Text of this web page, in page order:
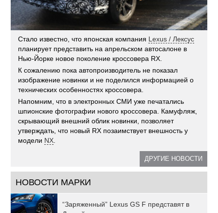
Стало известно, что японская компания Lexus / Лексус
планирует представить на апрельском автосалоне в
Нью-Йорке новое поколение кроссовера RX.
К сожалению пока автопроизводитель не показал
изображение новинки и не поделился информацией о
технических особенностях кроссовера.
Напомним, что в электронных СМИ уже печатались
шпионские фотографии нового кроссовера. Камуфляж,
скрывающий внешний облик новинки, позволяет
утверждать, что новый RX позаимствует внешность у
модели NX
ДРУГИЕ НОВОСТИ
НОВОСТИ МАРКИ
“Заряженный” Lexus GS F представят в